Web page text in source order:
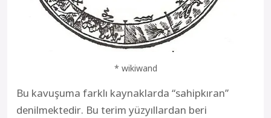
* wikiwand
Bu kavuşuma farklı kaynaklarda “sahipkıran”
denilmektedir. Bu terim yüzyıllardan beri